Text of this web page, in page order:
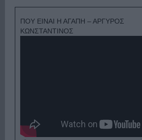
ΠΟΥ ΕΙΝΑΙ Η ΑΓΑΠΗ – ΑΡΓΥΡΟΣ
ΚΩΝΣΤΑΝΤΙΝΟΣ